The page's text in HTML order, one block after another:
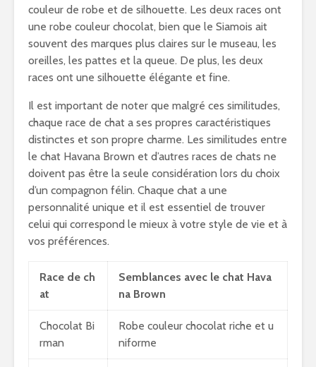
couleur de robe et de silhouette. Les deux races ont
une robe couleur chocolat, bien que le Siamois ait
souvent des marques plus claires sur le museau, les
oreilles, les pattes et la queue. De plus, les deux
races ont une silhouette élégante et fine.
Il est important de noter que malgré ces similitudes,
chaque race de chat a ses propres caractéristiques
distinctes et son propre charme. Les similitudes entre
le chat Havana Brown et d’autres races de chats ne
doivent pas être la seule considération lors du choix
d’un compagnon félin. Chaque chat a une
personnalité unique et il est essentiel de trouver
celui qui correspond le mieux à votre style de vie et à
vos préférences.
Race de ch
at
Semblances avec le chat Hava
na Brown
Chocolat Bi
rman
Robe couleur chocolat riche et u
niforme